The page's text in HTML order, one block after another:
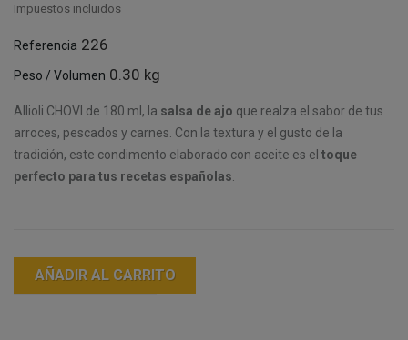
Impuestos incluidos
Referencia 226
Peso / Volumen 0.30 kg
Allioli CHOVI de 180 ml, la salsa de ajo que realza el sabor de tus
arroces, pescados y carnes. Con la textura y el gusto de la
tradición, este condimento elaborado con aceite es el toque
perfecto para tus recetas españolas
AÑADIR AL CARRITO